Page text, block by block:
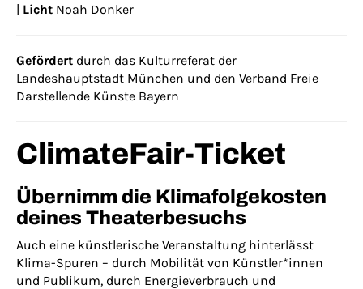
| Licht Noah Donker
Gefördert durch das Kulturreferat der
Landeshauptstadt München und den Verband Freie
Darstellende Künste Bayern
ClimateFair-Ticket
Übernimm die Klimafolgekosten
deines Theaterbesuchs
Auch eine künstlerische Veranstaltung hinterlässt
Klima-Spuren – durch Mobilität von Künstler*innen
und Publikum, durch Energieverbrauch und